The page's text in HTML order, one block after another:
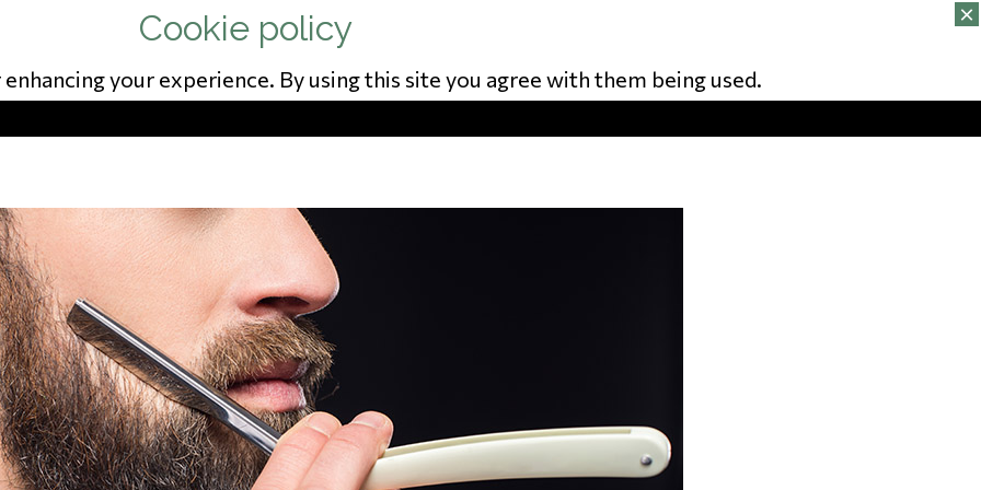
PICTURES WORK HOURS PRICES CONTACT FR
your experience. By using this site you agree with them being used.